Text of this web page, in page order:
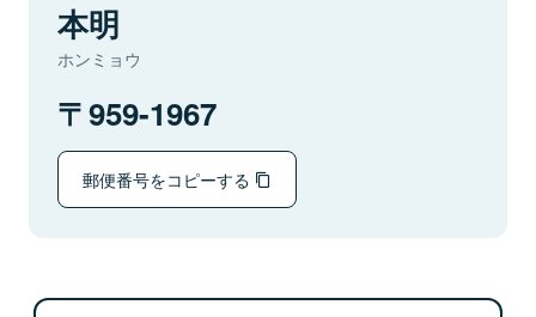
本明
ホンミョウ
959-1967
郵便番号をコピーする